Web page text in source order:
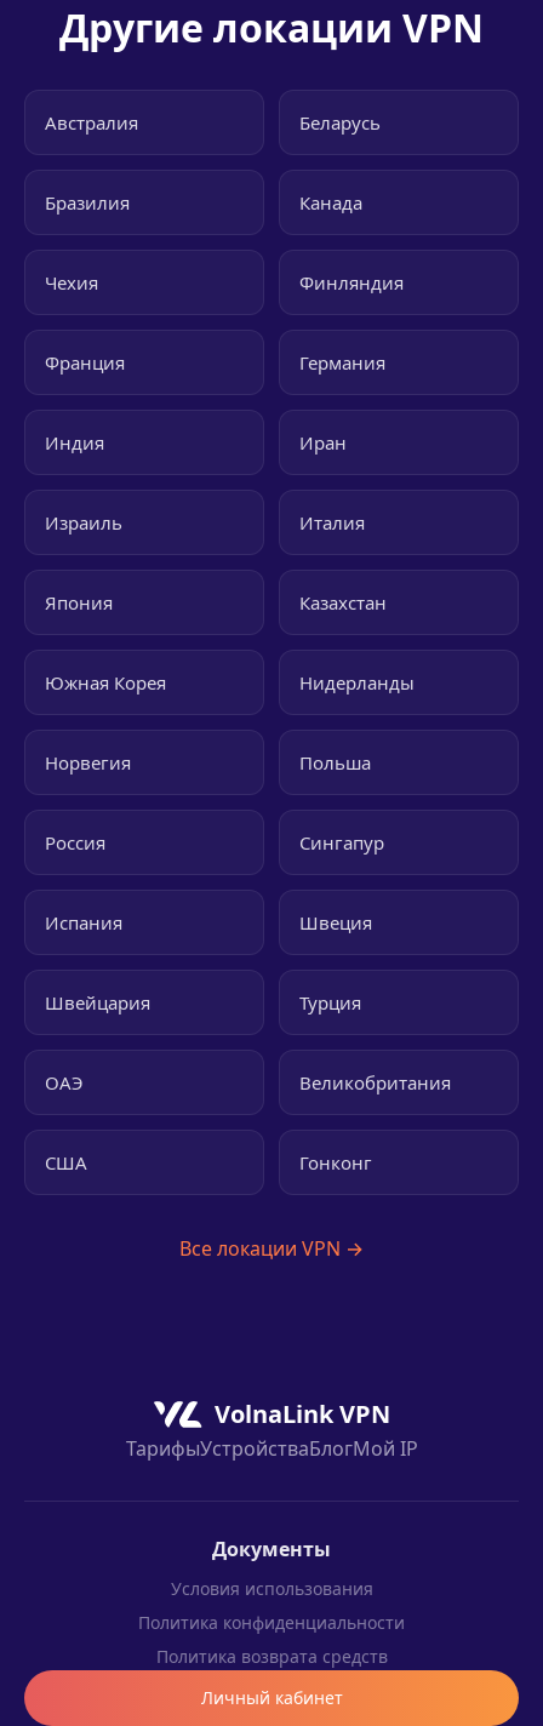
Другие локации VPN
Австралия Беларусь
Бразилия Канада
Чехия Финляндия
Франция Германия
Индия Иран
Израиль Италия
Япония Казахстан
Южная Корея Нидерланды
Норвегия Польша
Россия Сингапур
Испания Швеция
Швейцария Турция
ОАЭ Великобритания
США Гонконг
Все локации VPN →
VolnaLink VPN
ТарифыУстройстваБлогМой IP
Документы
Условия использования
Политика конфиденциальности
Политика возврата средств
Личный кабинет